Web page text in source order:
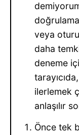
veya
daha
deneme
ilerlemek
anlaşılır
Önce tek